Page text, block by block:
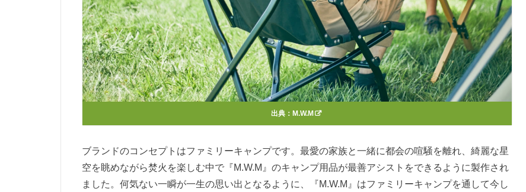
出典： M.W.M
ブランドのコンセプトはファミリーキャンプです。最愛の家族と一緒に都会の喧騒を離れ、綺麗な星
空を眺めながら焚火を楽しむ中で『M.W.M』のキャンプ用品が最善アシストをできるように製作され
ました。何気ない一瞬が一生の思い出となるように、『M.W.M』はファミリーキャンプを通して今し